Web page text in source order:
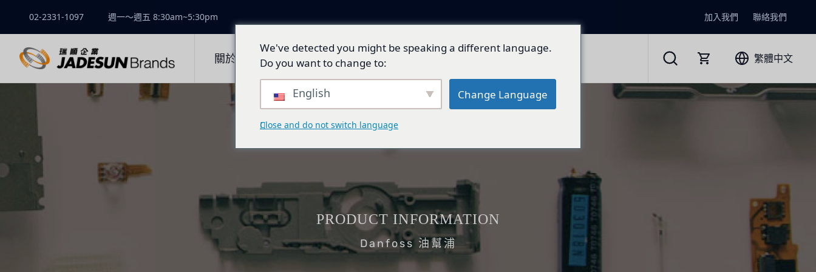
02-2331-1097 週一～週五 8:30am~5:30pm 加入我們 聯絡我們
關於瑞順 產品與解決方案 技術開發 總代理品牌 繁體中文
PRODUCT INFORMATION
Danfoss 油幫浦
We've detected you might be speaking a different language.
Do you want to change to:
English Change Language
Close and do not switch language